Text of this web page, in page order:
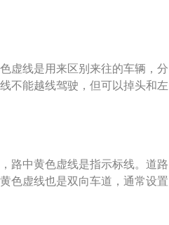
具体相关交通规则为：1、根据
，应当保持安全车速。夜间行驶
、冰雹、雨、雪、雾、结冰等气
的标线都以白色居多，其中白色
等操作；而白色实线则不允许越
前出现，或是分隔路边的停车区
而无论单黄线还是双黄线，均严
等都是不允许的。
虚线是用来区别来往的车辆，分
不能越线驾驶，但可以掉头和左
易发生交通事故，还会造成严重
色虚实线，在匝道进入主路处
。3、黄色虚线，也是区分不同
、双黄虚线，根据车流量情况调
路的早与晚通常是车辆最密集的
向，增加车辆群的通过效率。
路中黄色虚线是指示标线。道路
色虚线也是双向车道，通常设置
，只要是虚线，就可以越线借道